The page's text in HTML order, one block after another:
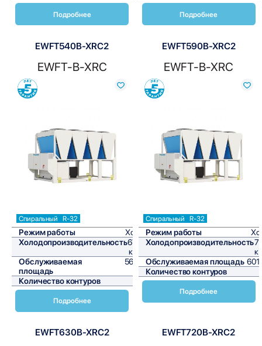
Подробнее Подробнее
EWFT540B-XRC2
EWFT-B-XRC
Сравнить
Спиральный R-32
Режим работы
Холод
Холодопроизводительность673,3
кВт/ч
Обслуживаемая
площадь
5610,8
м²
Количество контуров
2
Подробнее
EWFT590B-XRC2
EWFT-B-XRC
Сравнить
Спиральный R-32
Режим работы
Холодопроизводительность
Обслуживаемая площадь
Количество контуров
Подробнее
EWFT630B-XRC2 EWFT720B-XRC2